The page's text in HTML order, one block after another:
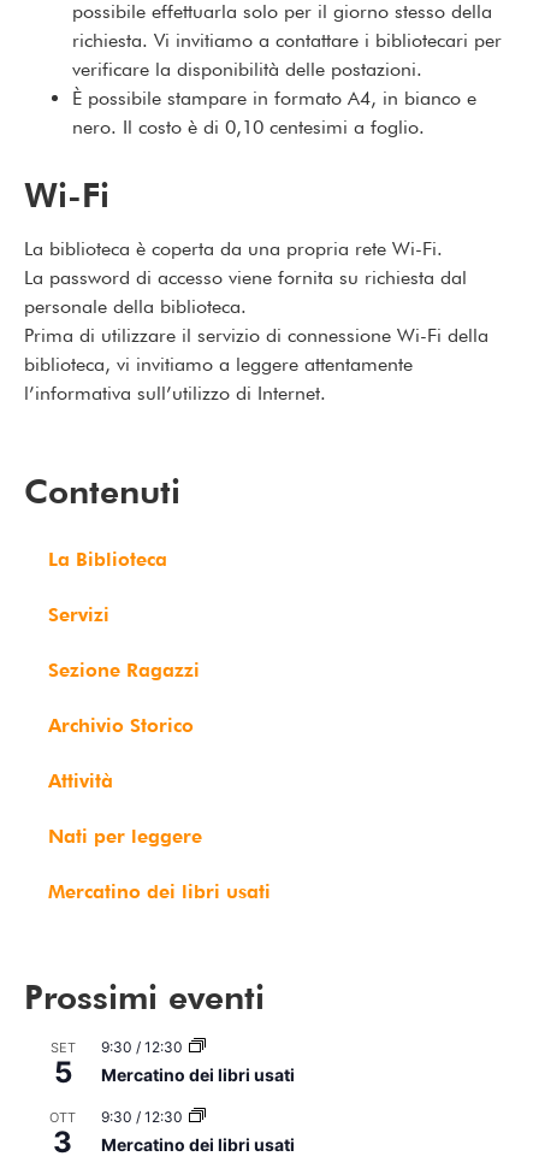
possibile effettuarla solo per il giorno stesso della
richiesta. Vi invitiamo a contattare i bibliotecari per
verificare la disponibilità delle postazioni.
È possibile stampare in formato A4, in bianco e
nero. Il costo è di 0,10 centesimi a foglio.
Wi-Fi
La biblioteca è coperta da una propria rete Wi-Fi.
La password di accesso viene fornita su richiesta dal
personale della biblioteca.
Prima di utilizzare il servizio di connessione Wi-Fi della
biblioteca, vi invitiamo a leggere attentamente
l’informativa sull’utilizzo di Internet.
Contenuti
La Biblioteca
Servizi
Sezione Ragazzi
Archivio Storico
Attività
Nati per leggere
Mercatino dei libri usati
Prossimi eventi
SET
5
9:30 / 12:30
Mercatino dei libri usati
OTT
3
9:30 / 12:30
Mercatino dei libri usati